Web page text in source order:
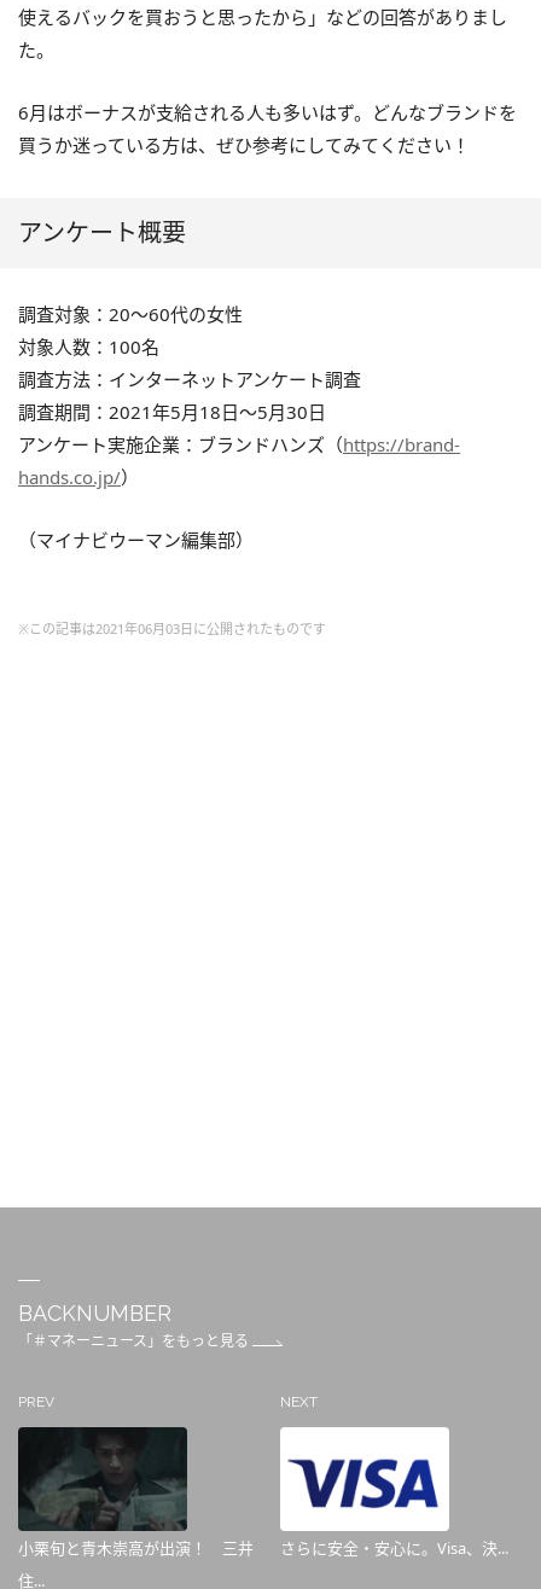
使えるバックを買おうと思ったから」などの回答がありまし
た。
6月はボーナスが支給される人も多いはず。どんなブランドを
買うか迷っている方は、ぜひ参考にしてみてください！
アンケート概要
調査対象：20〜60代の女性
対象人数：100名
調査方法：インターネットアンケート調査
調査期間：2021年5月18日〜5月30日
アンケート実施企業：ブランドハンズ（https://brand-
hands.co.jp/）
（マイナビウーマン編集部）
※この記事は2021年06月03日に公開されたものです
BACKNUMBER
「＃マネーニュース」をもっと見る
PREV
小栗旬と青木崇高が出演！ 三井
住...
NEXT
さらに安全・安心に。Visa、決...